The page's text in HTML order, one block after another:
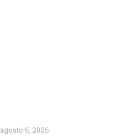
agosto 6, 2026